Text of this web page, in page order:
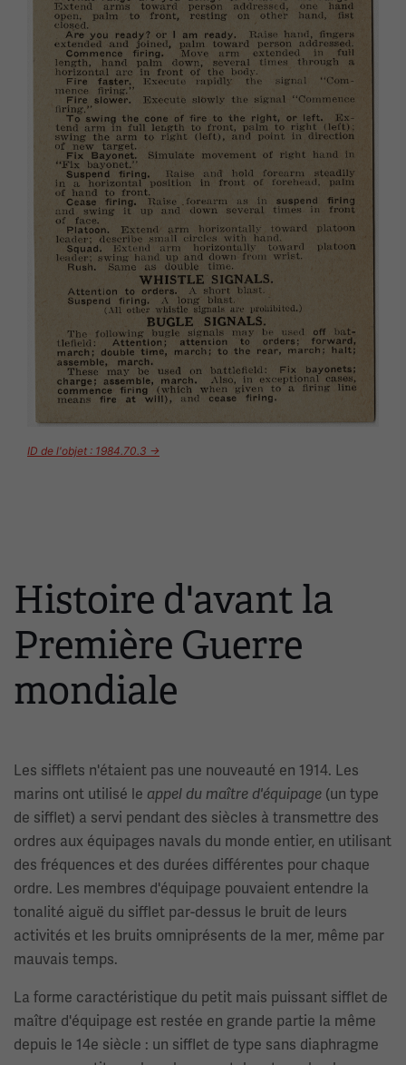
ID de l'objet : 1984.70.3 →
Histoire d'avant la
Première Guerre
mondiale
Les sifflets n'étaient pas une nouveauté en 1914. Les
marins ont utilisé le appel du maître d'équipage (un type
de sifflet) a servi pendant des siècles à transmettre des
ordres aux équipages navals du monde entier, en utilisant
des fréquences et des durées différentes pour chaque
ordre. Les membres d'équipage pouvaient entendre la
tonalité aiguë du sifflet par-dessus le bruit de leurs
activités et les bruits omniprésents de la mer, même par
mauvais temps.
La forme caractéristique du petit mais puissant sifflet de
maître d'équipage est restée en grande partie la même
depuis le 14e siècle : un sifflet de type sans diaphragme